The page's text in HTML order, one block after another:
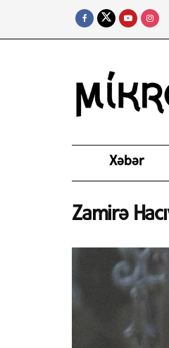
Xəbər
Zamirə